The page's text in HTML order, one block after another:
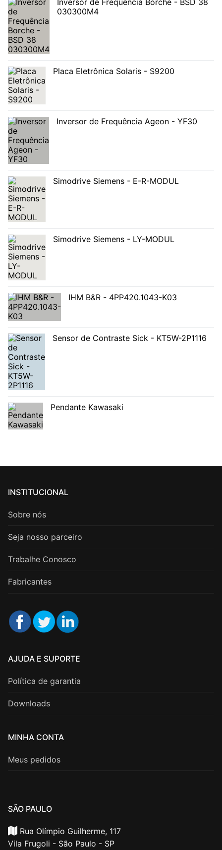
030300M4
Placa Eletrônica Solaris - S9200
Inversor de Frequência Ageon - YF30
Simodrive Siemens - E-R-MODUL
Simodrive Siemens - LY-MODUL
IHM B&R - 4PP420.1043-K03
Sensor de Contraste Sick - KT5W-2P1116
Pendante Kawasaki
INSTITUCIONAL
Sobre nós
Seja nosso parceiro
Trabalhe Conosco
Fabricantes
AJUDA E SUPORTE
Política de garantia
Downloads
MINHA CONTA
Meus pedidos
SÃO PAULO
Rua Olímpio Guilherme, 117
Vila Frugoli - São Paulo - SP